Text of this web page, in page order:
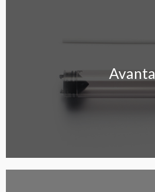
Avanta
Avanta